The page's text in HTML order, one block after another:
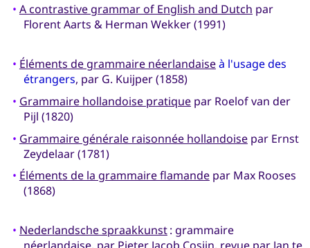
• A contrastive grammar of English and Dutch par
Florent Aarts & Herman Wekker (1991)
• Éléments de grammaire néerlandaiseà l'usage des
étrangers, par G. Kuijper (1858)
• Grammaire hollandoise pratiquepar Roelof van der
Pijl (1820)
• Grammaire générale raisonnée hollandoisepar Ernst
Zeydelaar (1781)
• Éléments de la grammaire flamandepar Max Rooses
(1868)
• Nederlandsche spraakkunst: grammaire